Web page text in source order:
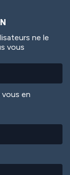
ne le
vous
en